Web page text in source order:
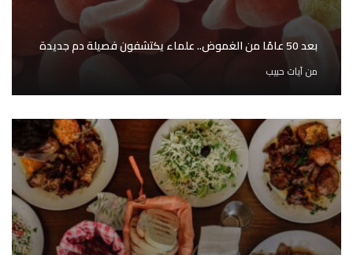
بعد 50 عامًا من الغموض.. علماء يكتشفون فصيلة دم جديدة
منآيات حبيب